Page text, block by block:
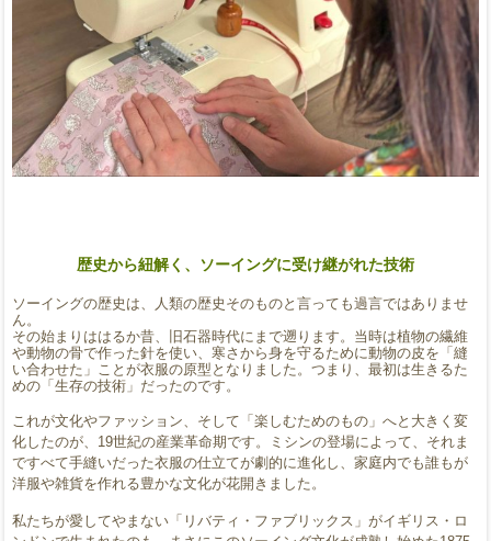
歴史から紐解く、ソーイングに受け継がれた技術
ソーイングの歴史は、人類の歴史そのものと言っても過言ではありませ
ん。
その始まりははるか昔、旧石器時代にまで遡ります。当時は植物の繊維
や動物の骨で作った針を使い、寒さから身を守るために動物の皮を「縫
い合わせた」ことが衣服の原型となりました。つまり、最初は生きるた
めの「生存の技術」だったのです。
これが文化やファッション、そして「楽しむためのもの」へと大きく変
化したのが、19世紀の産業革命期です。ミシンの登場によって、それま
ですべて手縫いだった衣服の仕立てが劇的に進化し、家庭内でも誰もが
洋服や雑貨を作れる豊かな文化が花開きました。
私たちが愛してやまない「リバティ・ファブリックス」がイギリス・ロ